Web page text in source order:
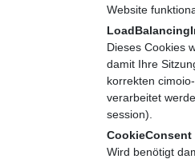
Telekommunikation
flz@festo-
Website
Dieses Cookies
damit Ihre
korrekten
verarbeitet
session).
CookieConsent
Wird benötigt